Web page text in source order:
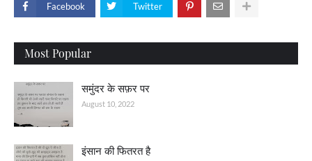
Facebook Twitter
Most Popular
समुंदर के सफ़र पर
August 10, 2022
इंसान की फितरत है